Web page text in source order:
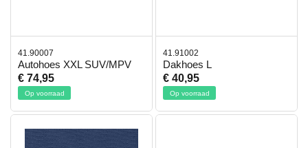
41.90007
Autohoes XXL SUV/MPV
€ 74,95
Op voorraad
41.91002
Dakhoes L
€ 40,95
Op voorraad